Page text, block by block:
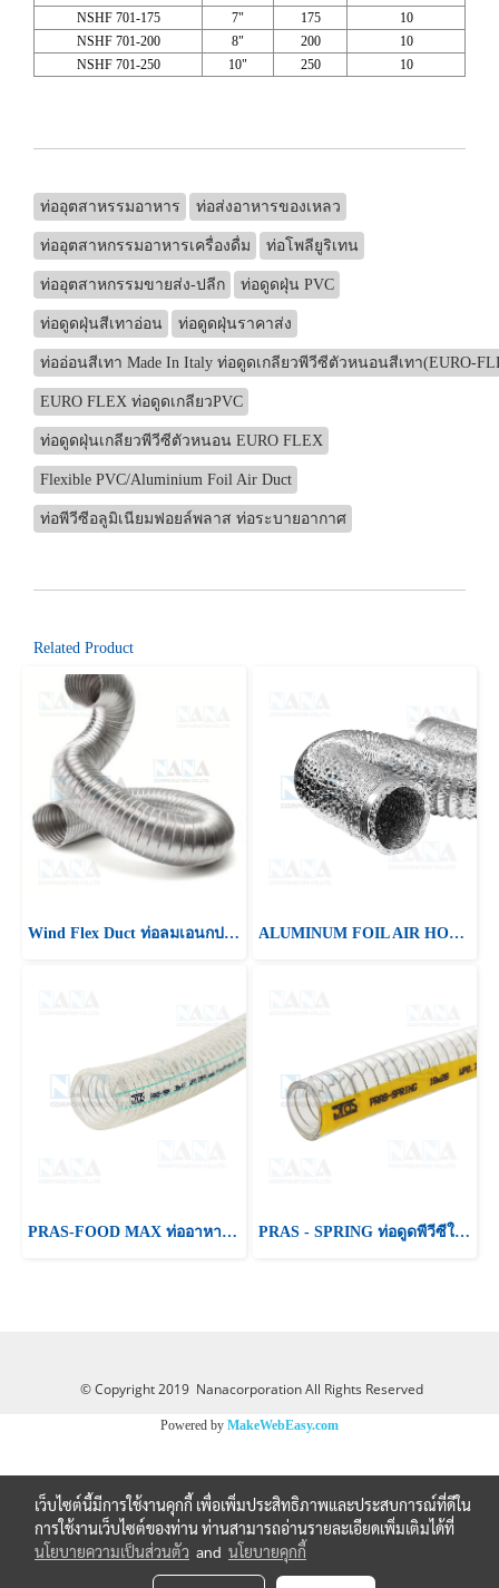
NSHF 701-175
7" 175
10
NSHF 701-200
8" 200
10
NSHF 701-250
10" 250 10
ท่ออุตสาหรรมอาหาร ท่อส่งอาหารของเหลว
ท่ออุตสาหกรรมอาหารเครื่องดื่ม ท่อโพลียูริเทน
ท่ออุตสาหกรรมขายส่ง-ปลีก ท่อดูดฝุ่น PVC
ท่อดูดฝุ่นสีเทาอ่อน ท่อดูดฝุ่นราคาส่ง
ท่ออ่อนสีเทา Made In Italy ท่อดูดเกลียวพีวีซีตัวหนอนสีเทา(EURO-
EURO FLEX ท่อดูดเกลียวPVC
ท่อดูดฝุ่นเกลียวพีวีซีตัวหนอน EURO FLEX
Flexible PVC/Aluminium Foil Air Duct
ท่อพีวีซีอลูมิเนียมฟอยล์พลาส ท่อระบายอากาศ
Related Product
Wind Flex Duct ท่อลมเอนกประสงค์ชนิดยืดหยุ่นสูง ALUMINUM FOIL AIR HOSE 2PLY ท่ออลูมิเนียมฟอยด์
PRAS-FOOD MAX ท่ออาหารใยด้าย+ลวดสารพัดประโยชน์ PRAS - SPRING ท่อดูดพีวีซีใยลวดสารพัดประโยชน์
© Copyright 2019 Nanacorporation All Rights Reserved
Powered by MakeWebEasy.com
เว็บไซต์นี้มีการใช้งานคุกกี้ เพื่อเพิ่มประสิทธิภาพและประสบการณ์ที่ดีใน
การใช้งานเว็บไซต์ของท่าน ท่านสามารถอ่านรายละเอียดเพิ่มเติมได้ที่
นโยบายความเป็นส่วนตัว and นโยบายคุกกี้